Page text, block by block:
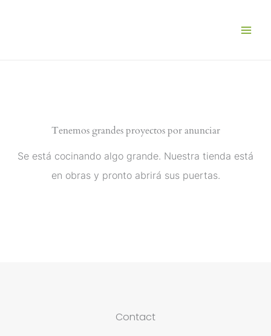
Tenemos grandes proyectos por anunciar
Se está cocinando algo grande. Nuestra tienda está
en obras y pronto abrirá sus puertas.
Contact